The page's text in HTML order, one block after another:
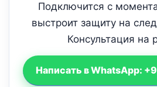
Подключится с
выстроит защиту на
Консультация на
Написать в WhatsApp: